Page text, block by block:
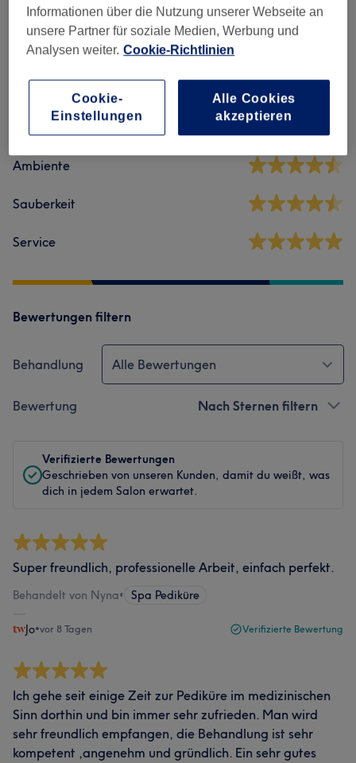
Salonbewertungen
4,7
Ambiente
Sauberkeit
Service
Bewertungen filtern
Behandlung Alle Bewertungen
Bewertung Nach Sternen filtern
Verifizierte Bewertungen
Geschrieben von unseren Kunden, damit du weißt, was
dich in jedem Salon erwartet.
Super freundlich, professionelle Arbeit, einfach perfekt.
Behandelt von Nyna• Spa Pediküre
Jo•vor 8 Tagen Verifizierte Bewertung
Ich gehe seit einige Zeit zur Pediküre im medizinischen
Sinn dorthin und bin immer sehr zufrieden. Man wird
sehr freundlich empfangen, die Behandlung ist sehr
kompetent ,angenehm und gründlich. Ein sehr gutes
Informationen über die Nutzung unserer Webseite an
unsere Partner für soziale Medien, Werbung und
Analysen weiter. Cookie-Richtlinien
Cookie-
Einstellungen
Alle Cookies
akzeptieren